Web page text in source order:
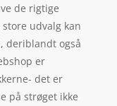
de rigtige
udvalg kan
deriblandt også
er
det er
på strøget ikke